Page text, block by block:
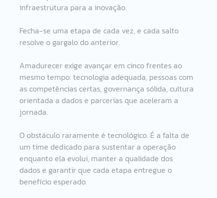
infraestrutura para a inovação.
Fecha-se uma etapa de cada vez, e cada salto
resolve o gargalo do anterior.
Amadurecer exige avançar em cinco frentes ao
mesmo tempo: tecnologia adequada, pessoas com
as competências certas, governança sólida, cultura
orientada a dados e parcerias que aceleram a
jornada.
O obstáculo raramente é tecnológico. É a falta de
um time dedicado para sustentar a operação
enquanto ela evolui, manter a qualidade dos
dados e garantir que cada etapa entregue o
benefício esperado.